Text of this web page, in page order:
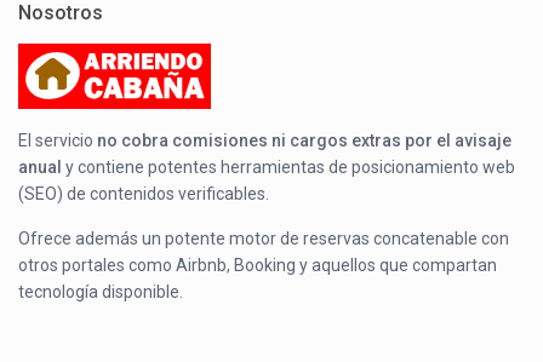
Nosotros
El servicio no cobra comisiones ni cargos extras por el avisaje
anual y contiene potentes herramientas de posicionamiento web
(SEO) de contenidos verificables.
Ofrece además un potente motor de reservas concatenable con
otros portales como Airbnb, Booking y aquellos que compartan
tecnología disponible.